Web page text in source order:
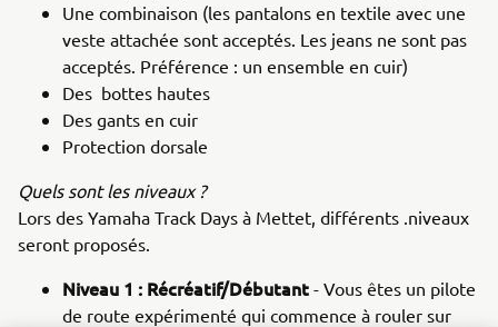
Une combinaison (les pantalons en textile avec une
veste attachée sont acceptés. Les jeans ne sont pas
acceptés. Préférence : un ensemble en cuir)
Des bottes hautes
Des gants en cuir
Protection dorsale
Quels sont les niveaux ?
Lors des Yamaha Track Days à Mettet, différents .niveaux
seront proposés.
Niveau 1 : Récréatif/Débutant - Vous êtes un pilote
de route expérimenté qui commence à rouler sur